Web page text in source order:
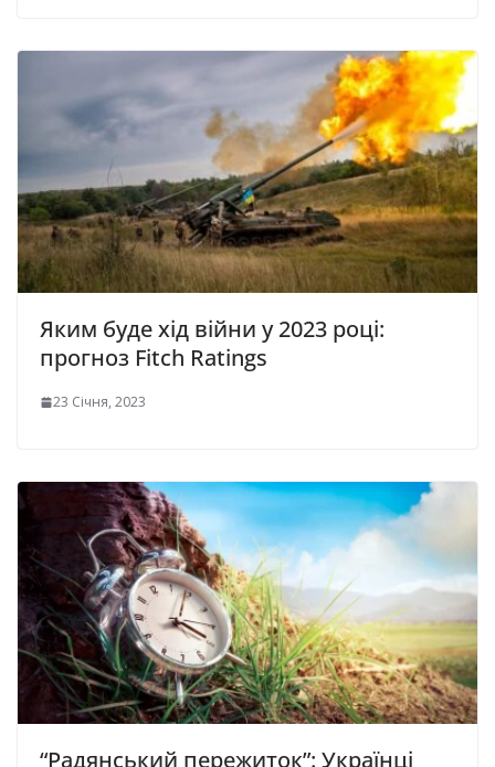
Яким буде хід війни у ​​2023 році:
прогноз Fitch Ratings
23 Січня, 2023
“Радянський пережиток”: Українці